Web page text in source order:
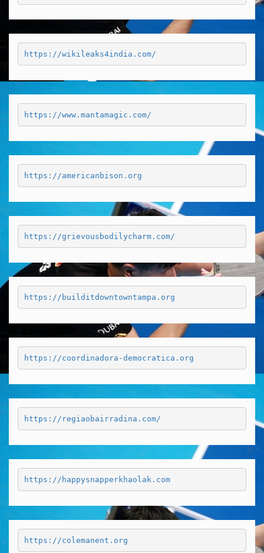
https://wikileaks4india.com/
https://www.mantamagic.com/
https://americanbison.org
https://grievousbodilycharm.com/
https://builditdowntowntampa.org
https://coordinadora-democratica.org
https://regiaobairradina.com/
https://happysnapperkhaolak.com
https://colemanent.org